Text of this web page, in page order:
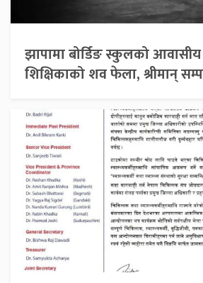
झापामा बोर्डिङ स्कुलको
शिक्षिकाको शव फेला, श्रीमान्